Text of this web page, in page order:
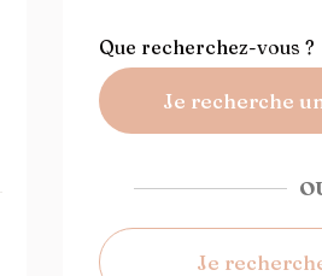
Que recherchez-vous ?
Je recherche
Je